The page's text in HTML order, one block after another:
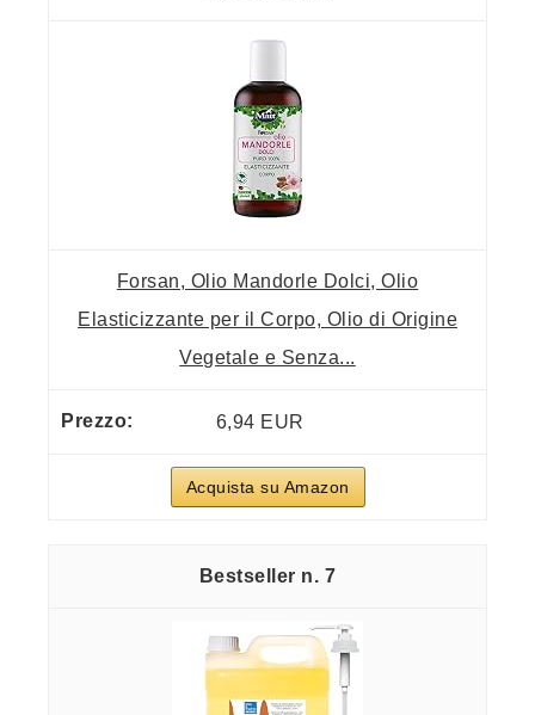
Forsan, Olio Mandorle Dolci, Olio
Elasticizzante per il Corpo, Olio di Origine
Vegetale e Senza...
6,94 EUR
Acquista su Amazon
7